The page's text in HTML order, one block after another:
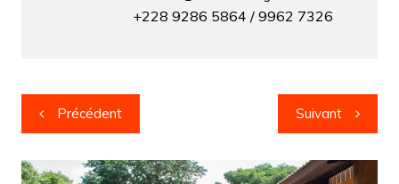
+228 9286 5864 / 9962 7326
Navigation
de
l’article
Précédent Suivant